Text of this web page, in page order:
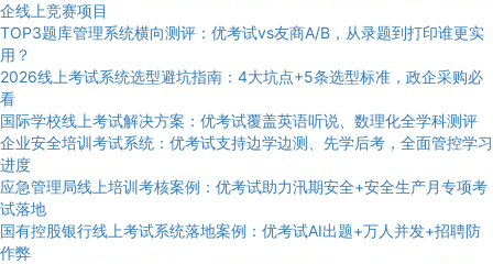
企线上竞赛项目
TOP3题库管理系统横向测评：优考试vs友商A/B，从录题到打印谁更实
用？
2026线上考试系统选型避坑指南：4大坑点+5条选型标准，政企采购必
看
国际学校线上考试解决方案：优考试覆盖英语听说、数理化全学科测评
企业安全培训考试系统：优考试支持边学边测、先学后考，全面管控学习
进度
应急管理局线上培训考核案例：优考试助力汛期安全+安全生产月专项考
试落地
国有控股银行线上考试系统落地案例：优考试AI出题+万人并发+招聘防
作弊